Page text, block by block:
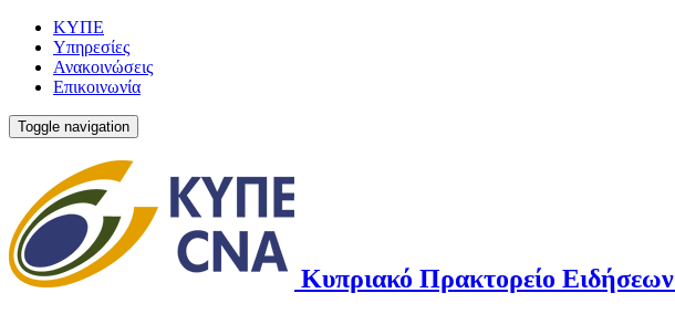
ΚΥΠΕ
Υπηρεσίες
Ανακοινώσεις
Επικοινωνία
Toggle navigation
Κυπριακό Πρακτορείο Ειδήσεων